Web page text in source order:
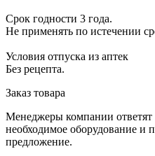
Срок год­но­сти 3 го­да.
Не при­ме­нять по ис­те­че­нии
Усло­вия от­пус­ка из ап­тек
Без ре­цеп­та.
Заказ товара
Менеджеры компании
необходимое оборудование и
предложение.